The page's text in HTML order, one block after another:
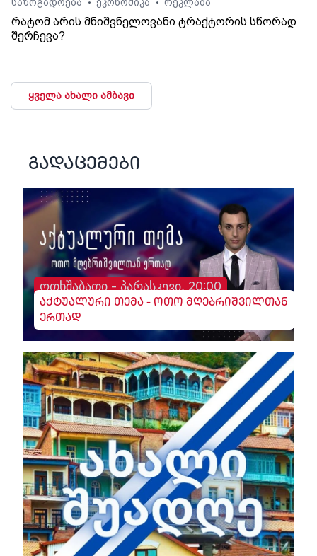
• •
რატომ არის მნიშვნელოვანი ტრაქტორის სწორად
შერჩევა?
ყველა ახალი ამბავი
გადაცემები
ოთხშაბათი - პარასკევი, 20:00
აქტუალური თემა - ოთო მღებრიშვილთან
ერთად